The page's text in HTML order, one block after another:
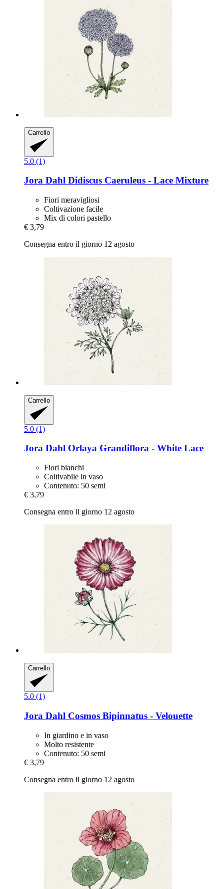
Carrello
5.0 (1)
Jora Dahl Didiscus Caeruleus -​ Lace Mixture
Fiori meravigliosi
Coltivazione facile
Mix di colori pastello
€ 3,79
Consegna entro il giorno 12 agosto
Carrello
5.0 (1)
Jora Dahl Orlaya Grandiflora -​ White Lace
Fiori bianchi
Coltivabile in vaso
Contenuto: 50 semi
€ 3,79
Consegna entro il giorno 12 agosto
Carrello
5.0 (1)
Jora Dahl Cosmos Bipinnatus -​ Velouette
In giardino e in vaso
Molto resistente
Contenuto: 50 semi
€ 3,79
Consegna entro il giorno 12 agosto